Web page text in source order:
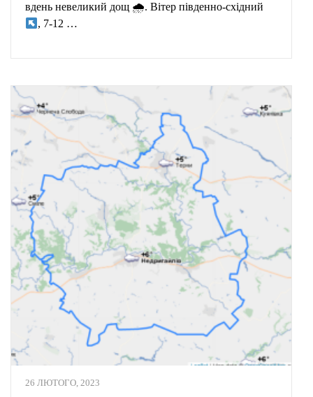
вдень невеликий дощ 🌧. Вітер південно-східний
, 7-12 …
26 ЛЮТОГО, 2023